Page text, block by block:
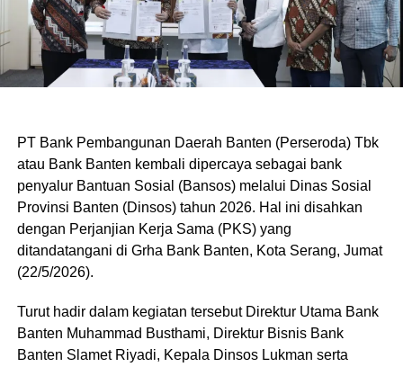
PT Bank Pembangunan Daerah Banten (Perseroda) Tbk
atau Bank Banten kembali dipercaya sebagai bank
penyalur Bantuan Sosial (Bansos) melalui Dinas Sosial
Provinsi Banten (Dinsos) tahun 2026. Hal ini disahkan
dengan Perjanjian Kerja Sama (PKS) yang
ditandatangani di Grha Bank Banten, Kota Serang, Jumat
(22/5/2026).
Turut hadir dalam kegiatan tersebut Direktur Utama Bank
Banten Muhammad Busthami, Direktur Bisnis Bank
Banten Slamet Riyadi, Kepala Dinsos Lukman serta